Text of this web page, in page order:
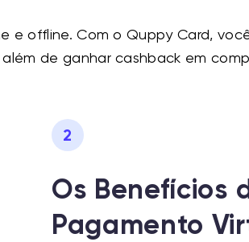
offline. Com o Quppy Card,
de ganhar cashback em
2
Os Benefícios
Pagamento